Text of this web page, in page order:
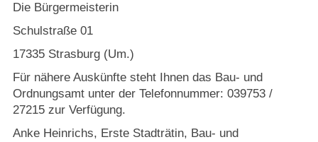
Die Bürgermeisterin
Schulstraße 01
17335 Strasburg (Um.)
Für nähere Auskünfte steht Ihnen das Bau- und
Ordnungsamt unter der Telefonnummer: 039753 /
27215 zur Verfügung.
Anke Heinrichs, Erste Stadträtin, Bau- und